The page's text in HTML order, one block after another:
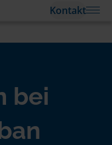
Kontakt
bei